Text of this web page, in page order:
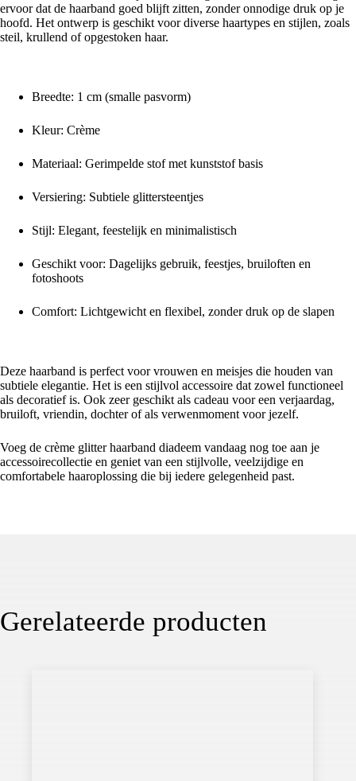
ervoor dat de haarband goed blijft zitten, zonder onnodige druk op je
hoofd. Het ontwerp is geschikt voor diverse haartypes en stijlen, zoals
steil, krullend of opgestoken haar.
Breedte: 1 cm (smalle pasvorm)
Kleur: Crème
Materiaal: Gerimpelde stof met kunststof basis
Versiering: Subtiele glittersteentjes
Stijl: Elegant, feestelijk en minimalistisch
Geschikt voor: Dagelijks gebruik, feestjes, bruiloften en
fotoshoots
Comfort: Lichtgewicht en flexibel, zonder druk op de slapen
Deze haarband is perfect voor vrouwen en meisjes die houden van
subtiele elegantie. Het is een stijlvol accessoire dat zowel functioneel
als decoratief is. Ook zeer geschikt als cadeau voor een verjaardag,
bruiloft, vriendin, dochter of als verwenmoment voor jezelf.
Voeg de crème glitter haarband diadeem vandaag nog toe aan je
accessoirecollectie en geniet van een stijlvolle, veelzijdige en
comfortabele haaroplossing die bij iedere gelegenheid past.
Gerelateerde producten